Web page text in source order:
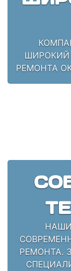
ШИРОКИЙ
РЕМОНТА
РЕМОНТА.